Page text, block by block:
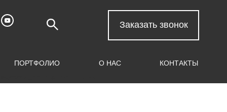
Заказать звонок
ПОРТФОЛИО О НАС КОНТАКТЫ